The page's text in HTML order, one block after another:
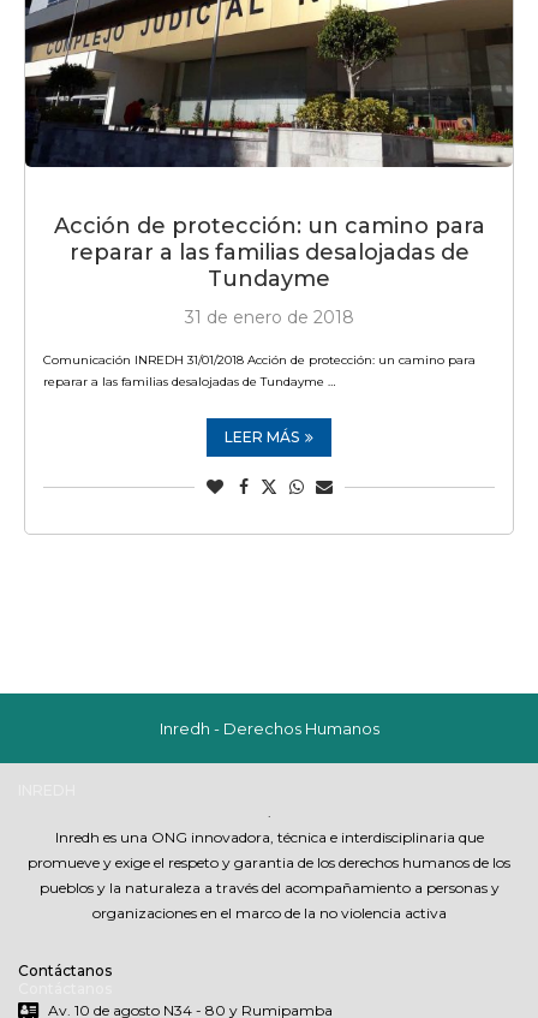
Acción de protección: un camino para
reparar a las familias desalojadas de
Tundayme
31 de enero de 2018
Comunicación INREDH 31/01/2018 Acción de protección: un camino para
reparar a las familias desalojadas de Tundayme …
LEER MÁS
Inredh - Derechos Humanos
.
Inredh es una ONG innovadora, técnica e interdisciplinaria que
promueve y exige el respeto y garantia de los derechos humanos de los
pueblos y la naturaleza a través del acompañamiento a personas y
organizaciones en el marco de la no violencia activa
Contáctanos
Av. 10 de agosto N34 - 80 y Rumipamba